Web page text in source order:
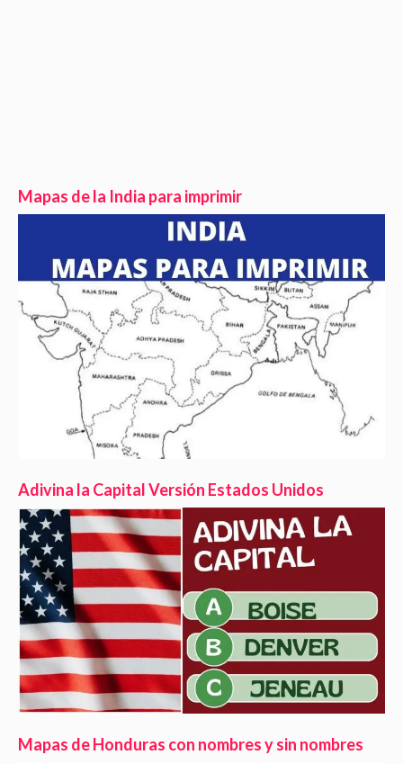
Mapas de la India para imprimir
Adivina la Capital Versión Estados Unidos
Mapas de Honduras con nombres y sin nombres